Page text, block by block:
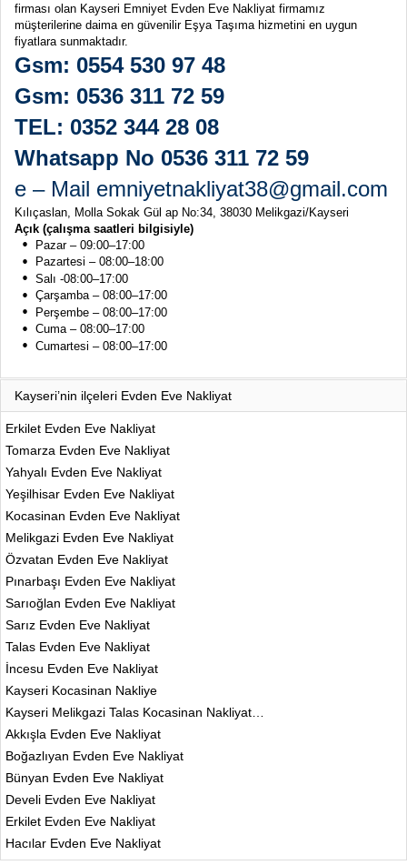
firması olan Kayseri Emniyet Evden Eve Nakliyat firmamız
müşterilerine daima en güvenilir Eşya Taşıma hizmetini en uygun
fiyatlara sunmaktadır.
Gsm: 0554 530 97 48
Gsm: 0536 311 72 59
TEL: 0352 344 28 08
Whatsapp No 0536 311 72 59
e – Mail emniyetnakliyat38@gmail.com
Kılıçaslan, Molla Sokak Gül ap No:34, 38030 Melikgazi/Kayseri
Açık (çalışma saatleri bilgisiyle)
Pazar – 09:00–17:00
Pazartesi – 08:00–18:00
Salı -08:00–17:00
Çarşamba – 08:00–17:00
Perşembe – 08:00–17:00
Cuma – 08:00–17:00
Cumartesi – 08:00–17:00
Kayseri’nin ilçeleri Evden Eve Nakliyat
Erkilet Evden Eve Nakliyat
Tomarza Evden Eve Nakliyat
Yahyalı Evden Eve Nakliyat
Yeşilhisar Evden Eve Nakliyat
Kocasinan Evden Eve Nakliyat
Melikgazi Evden Eve Nakliyat
Özvatan Evden Eve Nakliyat
Pınarbaşı Evden Eve Nakliyat
Sarıoğlan Evden Eve Nakliyat
Sarız Evden Eve Nakliyat
Talas Evden Eve Nakliyat
İncesu Evden Eve Nakliyat
Kayseri Kocasinan Nakliye
Kayseri Melikgazi Talas Kocasinan Nakliyat…
Akkışla Evden Eve Nakliyat
Boğazlıyan Evden Eve Nakliyat
Bünyan Evden Eve Nakliyat
Develi Evden Eve Nakliyat
Erkilet Evden Eve Nakliyat
Hacılar Evden Eve Nakliyat